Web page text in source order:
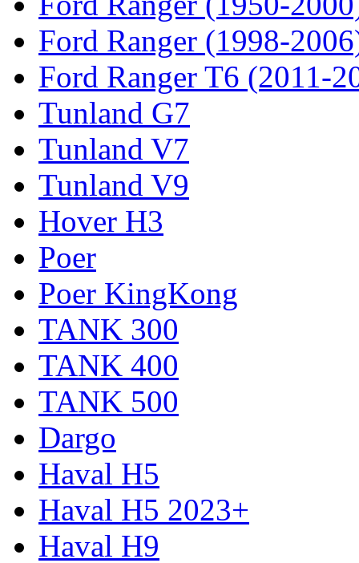
Ford Ranger (1998-
Ford Ranger T6 (2011-
Tunland G7
Tunland V7
Tunland V9
Hover H3
Poer
Poer KingKong
TANK 300
TANK 400
TANK 500
Dargo
Haval H5
Haval H5 2023+
Haval H9